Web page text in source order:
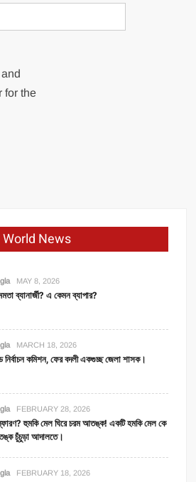
for the
World News
MAY 8, 2026
ব্যানার্জী? এ কেমন ব্যাপার?
MARCH 18, 2026
নির্বাচন কমিশন, ফের বদলী একগুচ্ছ জেলা শাসক।
FEBRUARY 28, 2026
হুমকি মেল ঘিরে চরম আতঙ্ক! একটি হমকি মেল কে
চুঁচুড়া আদালতে।
FEBRUARY 18, 2026